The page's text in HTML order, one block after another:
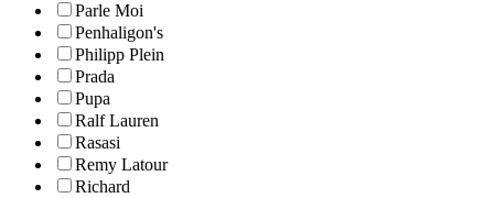
Parle Moi
Penhaligon's
Philipp Plein
Prada
Pupa
Ralf Lauren
Rasasi
Remy Latour
Richard